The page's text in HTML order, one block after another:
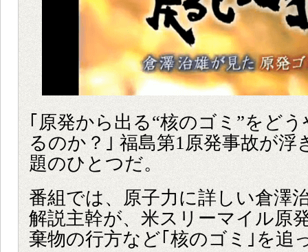
｢原発から出る“核のゴミ”をど
るのか？｣ 福島第1原発事故が浮
題のひとつだ。
番組では、原子力に詳しい倉澤
解説主幹が、米スリーマイル原
棄物の行方など｢核のゴミ｣を追